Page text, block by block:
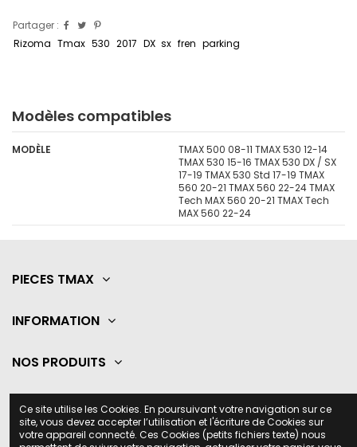
Partager :
Rizoma Tmax 530 2017 DX sx fren parking
Modèles compatibles
MODÈLE
TMAX 500 08-11 TMAX 530 12-14
TMAX 530 15-16 TMAX 530 DX / SX
17-19 TMAX 530 Std 17-19 TMAX
560 20-21 TMAX 560 22-24 TMAX
Tech MAX 560 20-21 TMAX Tech
MAX 560 22-24
PIECES TMAX
INFORMATION
NOS PRODUITS
A PROPOS
Ce site utilise les Cookies. En poursuivant votre navigation sur ce
site, vous devez accepter l’utilisation et l'écriture de Cookies sur
votre appareil connecté. Ces Cookies (petits fichiers texte) nous